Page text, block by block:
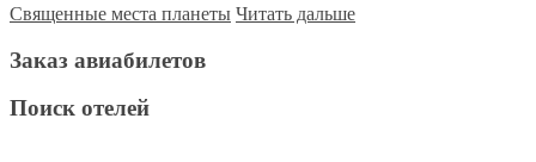
Священные места планеты Читать дальше
Заказ авиабилетов
Поиск отелей